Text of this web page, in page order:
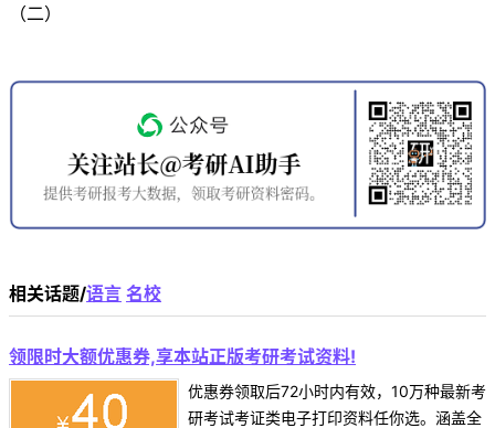
（二）
相关话题/语言 名校
领限时大额优惠券,享本站正版考研考试资料!
优惠券领取后72小时内有效，10万种最新考
研考试考证类电子打印资料任你选。涵盖全